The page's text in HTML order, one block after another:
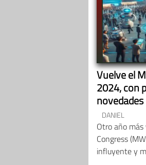
Vuelve el
2024, con
novedades
DANIEL
Otro año
Congress
influyente y